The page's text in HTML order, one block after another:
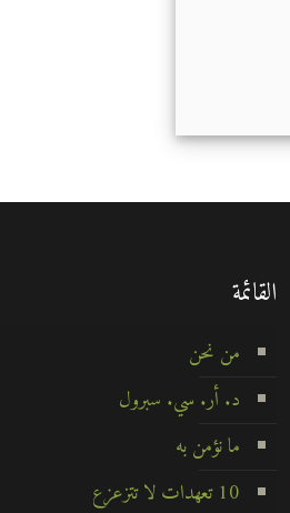
القائمة
من نحن
د. أر. سي. سبرول
ما نؤمن به
10 تعهدات لا تتزعزع